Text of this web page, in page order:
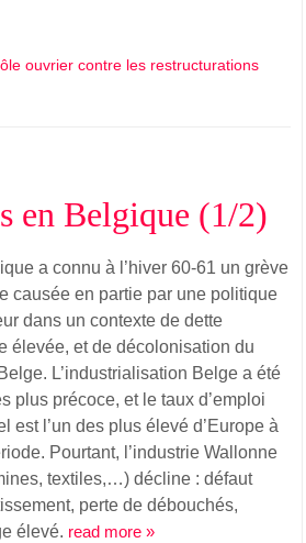
ouvrier contre les restructurations
en Belgique (1/2)
a connu à l’hiver 60-61 un grève
causée en partie par une politique
dans un contexte de dette
élevée, et de décolonisation du
L’industrialisation Belge a été
plus précoce, et le taux d’emploi
est l’un des plus élevé d’Europe à
Pourtant, l’industrie Wallonne
textiles,…) décline : défaut
perte de débouchés,
élevé. read more »